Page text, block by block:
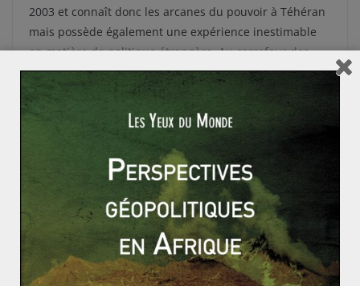
2003 et connaît donc les arcanes du pouvoir à Téhéran
mais possède également une expérience inestimable
en matière de politique étrangère. Au carrefour des
attentes des ayatollahs, qui ne veulent pas perdre leur
bras de fer avec les Etats-Unis, des attentes du peuple
iranien, qui souhaite plus de réformes et de libertés, et
des attentes de la communauté internationale qui veut
voir en l’Iran un partenaire fiable, prêt au dialogue,
Hassan Rohani part avec un capital confiance très
élevé. Mais, à l’image de Barack Obama aux Etats-Unis,
espérons qu’il ne déçoive pas trop les espoirs placés en
lui. L’Iran et le reste du monde en ont par trop besoin
après huit années de défiance mutuelle.